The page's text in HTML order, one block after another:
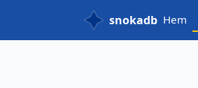
snokadb Hem